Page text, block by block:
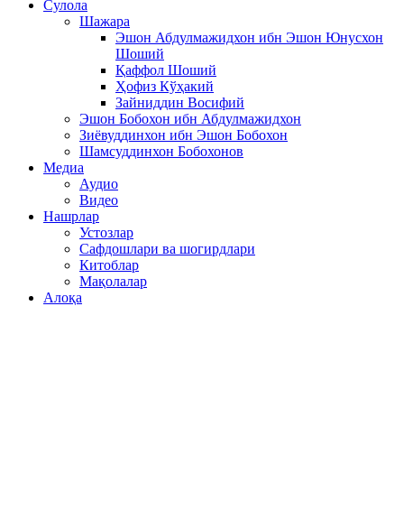
Сулола
Шажара
Эшон Абдулмажидхон ибн Эшон Юнусхон
Шоший
Қаффол Шоший
Ҳофиз Кўҳакий
Зайниддин Восифий
Эшон Бобохон ибн Абдулмажидхон
Зиёвуддинхон ибн Эшон Бобохон
Шамсуддинхон Бобохонов
Медиа
Аудио
Видео
Нашрлар
Устозлар
Сафдошлари ва шогирдлари
Китоблар
Мақолалар
Алоқа